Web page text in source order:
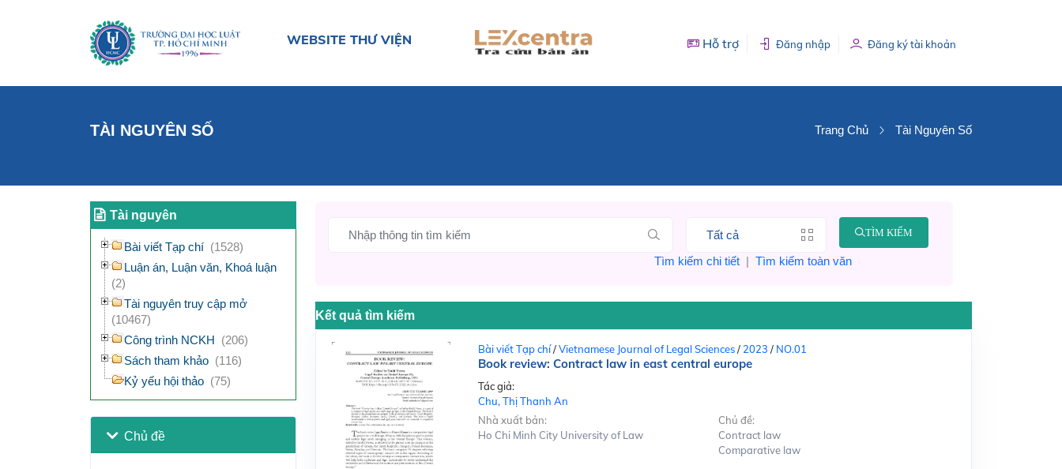
WEBSITE THƯ VIỆN Hỗ trợ Đăng nhập Đăng ký tài khoản
TÀI NGUYÊN SỐ Trang Chủ Tài Nguyên Số
Tài nguyên
Bài viết Tạp chí (1528)
Luận án, Luận văn, Khoá luận
(2)
Tài nguyên truy cập mở
(10467)
Công trình NCKH (206)
Sách tham khảo (116)
Kỷ yếu hội thảo (75)
Chủ đề
TÌM KIẾM
Tìm kiếm chi tiết| Tìm kiếm toàn văn
Kết quả tìm kiếm
Bài viết Tạp chí/Vietnamese Journal of Legal Sciences/ 2023 / NO.01
Book review: Contract law in east central europe
Tác giả:
Chu, Thị Thanh An
Nhà xuất bản:
Ho Chi Minh City University of Law
Chủ đề:
Contract law
Comparative law